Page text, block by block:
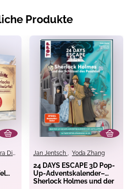
Produkte
Meike Schultchen
Jan Jentsch Yoda Zhang
24 DAYS ESCAPE 3D Pop-
Up-Adventskalender–
Sherlock Holmes und der